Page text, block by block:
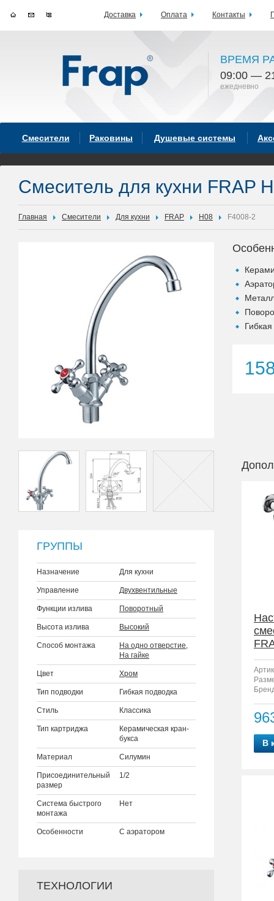
ВРЕМЯ
09:00 —
ежедневно
Смесители Раковины Душевые системы
Смеситель для кухни FRAP
Главная Смесители Для кухни FRAP H08 F4008-2
ГРУППЫ
Назначение Для кухни
Управление Двухвентильные
Функции излива Поворотный
Высота излива Высокий
Способ монтажа На одно отверстие,
На гайке
Цвет Хром
Тип подводки Гибкая подводка
Стиль Классика
Тип картриджа
Керамическая кран-
букса
Материал Силумин
Присоединительный
размер
1/2
Система быстрого
монтажа
Нет
Особенности С аэратором
ТЕХНОЛОГИИ
В
Доставка Оплата Контакты